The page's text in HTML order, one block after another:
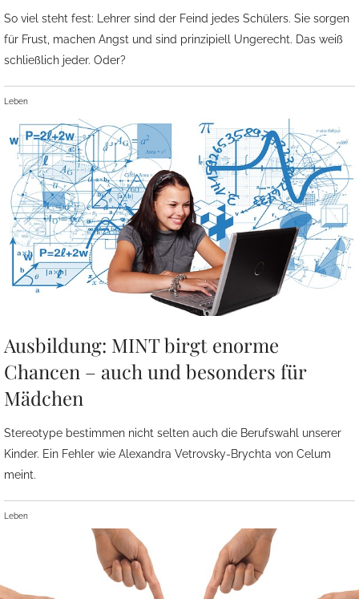
So viel steht fest: Lehrer sind der Feind jedes Schülers. Sie sorgen
für Frust, machen Angst und sind prinzipiell Ungerecht. Das weiß
schließlich jeder. Oder?
Leben
Ausbildung: MINT birgt enorme
Chancen – auch und besonders für
Mädchen
Stereotype bestimmen nicht selten auch die Berufswahl unserer
Kinder. Ein Fehler wie Alexandra Vetrovsky-Brychta von Celum
meint.
Leben